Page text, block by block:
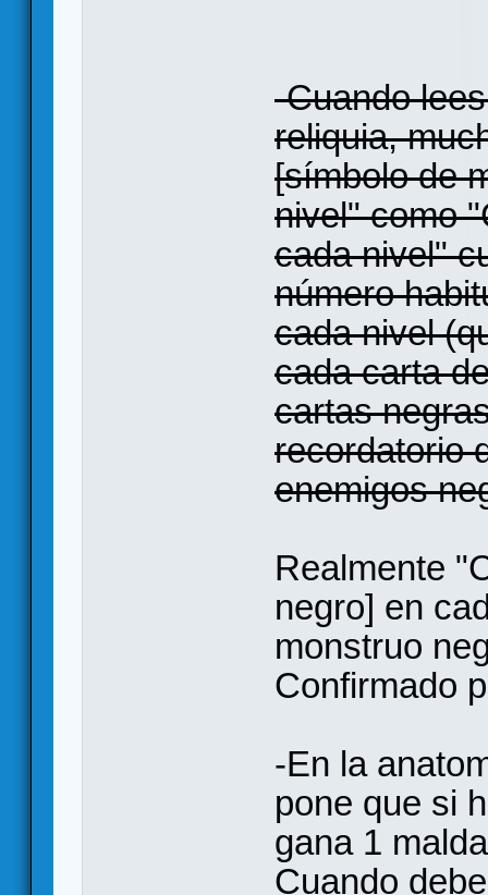
-Cuando
reliquia,
[símbolo de
nivel" como
cada nivel"
número
cada nivel
cada carta
cartas
recordatorio
enemigos
Realmente
negro] en
monstruo
Confirmado
-En la
pone que si
gana 1
Cuando